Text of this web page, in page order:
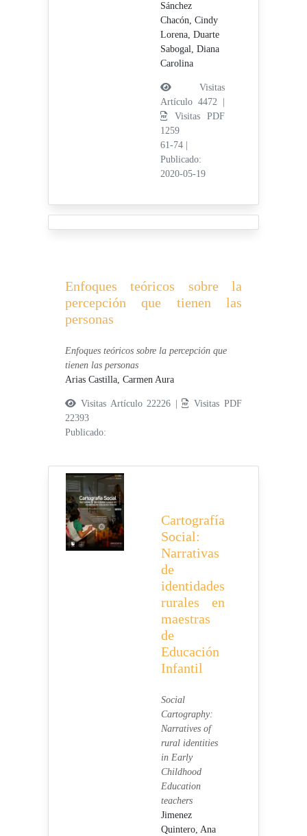
Sánchez
Chacón, Cindy
Lorena, Duarte
Sabogal, Diana
Carolina
Visitas
Artículo 4472 |
Visitas PDF
1259
61-74
Publicado:
2020-05-19
Enfoques teóricos sobre la
percepción que tienen las
personas
Enfoques teóricos sobre la percepción que
tienen las personas
Arias Castilla, Carmen Aura
Visitas Artículo 22226 |
Visitas PDF
22393
Publicado:
Cartografía
Social:
Narrativas
de
identidades
rurales en
maestras
de
Educación
Infantil
Social
Cartography:
Narratives of
rural identities
in Early
Childhood
Education
teachers
Jimenez
Quintero, Ana